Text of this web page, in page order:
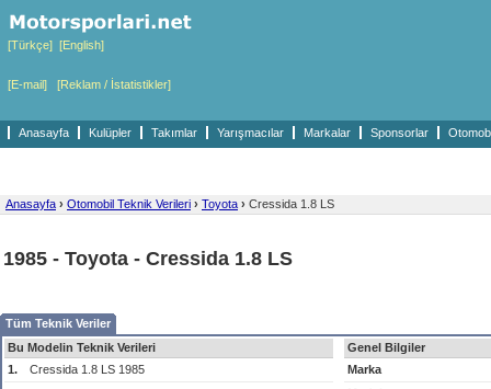
[Türkçe] [English]
[E-mail] [Reklam / İstatistikler]
Anasayfa Kulüpler Takımlar Yarışmacılar Markalar Sponsorlar
Anasayfa › Otomobil Teknik Verileri › Toyota › Cressida 1.8 LS
1985 - Toyota - Cressida 1.8 LS
Tüm Teknik Veriler
Bu Modelin Teknik Verileri
1.
Cressida 1.8 LS 1985
Genel Bilgiler
Marka